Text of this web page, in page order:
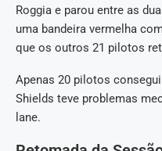
Roggia e parou entre as
uma bandeira vermelha
que os outros 21 pilotos
Apenas 20 pilotos
Shields teve problemas
lane.